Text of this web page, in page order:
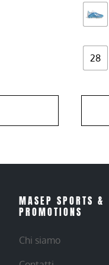
28
MASEP SPORTS &
PROMOTIONS
Chi siamo